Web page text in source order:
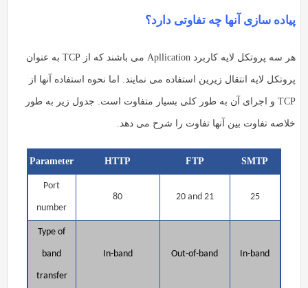
پیاده سازی آنها چه تفاوتی دارد؟
هر سه پروتکل لایه کاربرد Apllication می باشند که از TCP به عنوان
پروتکل لایه انتقال زیرین استفاده می نمایند. اما نحوه استفاده آنها از
TCP و اجرای آن به طور کلی بسیار متفاوت است. جدول زیر به طور
خلاصه تفاوت بین آنها تفاوت را شرح می دهد.
Parameter HTTP FTP SMTP
Port
number
80 20 and 21 25
Type of
band
transfer
In-band Out-of-band In-band